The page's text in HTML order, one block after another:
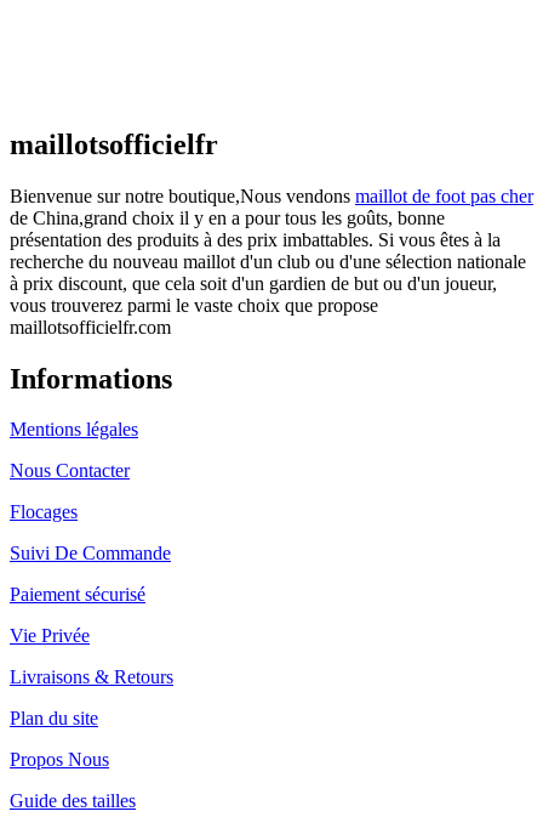
maillotsofficielfr
Bienvenue sur notre boutique,Nous vendons maillot de foot pas cher
de China,grand choix il y en a pour tous les goûts, bonne
présentation des produits à des prix imbattables. Si vous êtes à la
recherche du nouveau maillot d'un club ou d'une sélection nationale
à prix discount, que cela soit d'un gardien de but ou d'un joueur,
vous trouverez parmi le vaste choix que propose
maillotsofficielfr.com
Informations
Mentions légales
Nous Contacter
Flocages
Suivi De Commande
Paiement sécurisé
Vie Privée
Livraisons & Retours
Plan du site
Propos Nous
Guide des tailles